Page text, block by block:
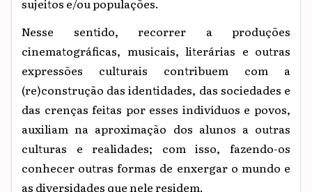
sujeitos e/ou populações.
Nesse sentido, recorrer a produções
cinematográficas, musicais, literárias e outras
expressões culturais contribuem com a
(re)construção das identidades, das sociedades e
das crenças feitas por esses indivíduos e povos,
auxiliam na aproximação dos alunos a outras
culturas e realidades; com isso, fazendo-os
conhecer outras formas de enxergar o mundo e
as diversidades que nele residem.